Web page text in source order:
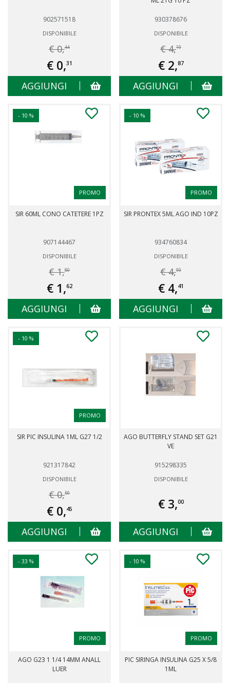
902571518
DISPONIBILE
€ 0,44
€ 0,31
AGGIUNGI
930378676
DISPONIBILE
€ 4,10
€ 2,87
AGGIUNGI
- 10 %
PROMO
SIR 60ML CONO CATETERE 1PZ
907144467
DISPONIBILE
€ 1,80
€ 1,62
AGGIUNGI
- 10 %
PROMO
SIR PRONTEX 5ML AGO IND 10PZ
934760834
DISPONIBILE
€ 4,90
€ 4,41
AGGIUNGI
- 10 %
PROMO
SIR PIC INSULINA 1ML G27 1/2
921317842
DISPONIBILE
€ 0,50
€ 0,45
AGGIUNGI
AGO BUTTERFLY STAND SET G21
VE
915298335
DISPONIBILE
€ 3,00
AGGIUNGI
- 33 %
PROMO
AGO G23 1 1/4 14MM ANALL
LUER
- 10 %
PROMO
PIC SIRINGA INSULINA G25 X 5/8
1ML